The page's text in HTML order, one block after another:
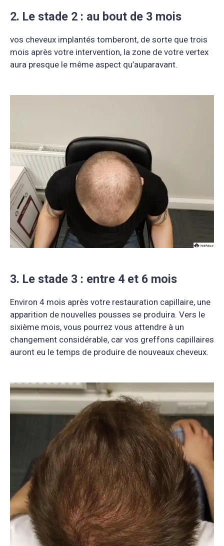
2. Le stade 2 : au bout de 3 mois
vos cheveux implantés tomberont, de sorte que trois
mois après votre intervention, la zone de votre vertex
aura presque le même aspect qu’auparavant.
3. Le stade 3 : entre 4 et 6 mois
Environ 4 mois après votre restauration capillaire, une
apparition de nouvelles pousses se produira. Vers le
sixième mois, vous pourrez vous attendre à un
changement considérable, car vos greffons capillaires
auront eu le temps de produire de nouveaux cheveux.